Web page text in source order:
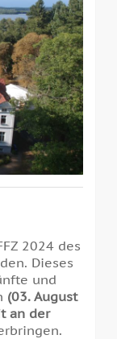
2024 des
Dieses
und
(03. August
an der